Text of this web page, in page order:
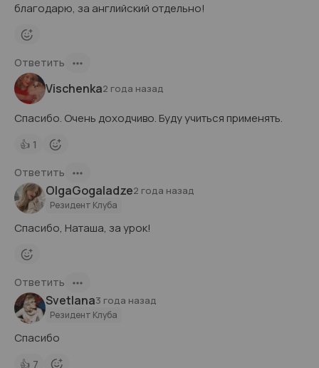
благодарю, за английский отдельно!
Ответить
Vischenka2 года назад
Спасибо. Очень доходчиво. Буду учиться применять.
👍 1
Ответить
OlgaGogaladze2 года назад
Резидент Клуба
Спасибо, Наташа, за урок!
Ответить
Svetlana3 года назад
Резидент Клуба
Спасибо
👍 7